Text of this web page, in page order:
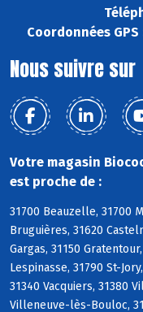
Coordonnées GPS
Nous suivre sur
Votre magasin
est proche de :
31700 Beauzelle, 31700
Bruguières, 31620
Gargas, 31150
Lespinasse, 31790 St-
31340 Vacquiers, 31380
Villeneuve-lès-Bouloc,